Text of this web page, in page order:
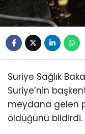
Suriye Sağlık
Suriye’nin
meydana gelen
öldüğünü bildirdi.